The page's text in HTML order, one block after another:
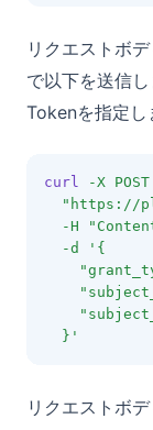
リクエストボ
で以下を送信し
Tokenを指定し
curl -X POST
"https://
-H
-d
'{
  }'
リクエストボ